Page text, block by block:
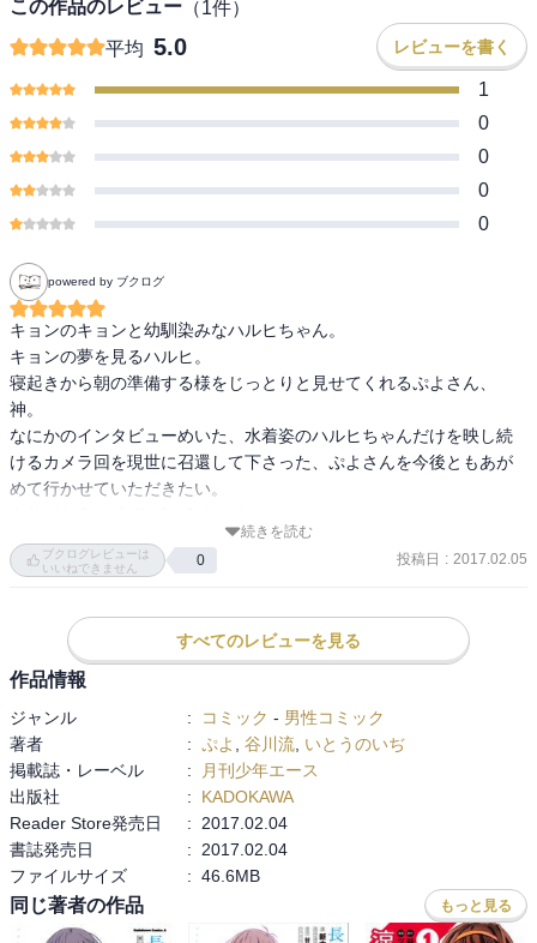
この作品のレビュー （1件）
平均 5.0 レビューを書く
1
0
0
0
0
powered by ブクログ
キョンのキョンと幼馴染みなハルヒちゃん。
キョンの夢を見るハルヒ。
寝起きから朝の準備する様をじっとりと見せてくれるぷよさん、
神。
なにかのインタビューめいた、水着姿のハルヒちゃんだけを映し続
けるカメラ回を現世に召還して下さった、ぷよさんを今後ともあが
めて行かせていただきたい。
斬新なハルヒちゃん表現をうみだすために苦心惨憺して下さるぷよ
続きを読む
ブクログレビューは
いいねできません
0 投稿日 : 2017.02.05
すべてのレビューを見る
作品情報
ジャンル : コミック - 男性コミック
著者
: ぷよ 谷川流 いとうのいぢ
掲載誌・レーベル
:
月刊少年エース
出版社
:
KADOKAWA
Reader Store発売日
:
2017.02.04
書誌発売日
:
2017.02.04
ファイルサイズ
: 46.6MB
同じ著者の作品 もっと見る